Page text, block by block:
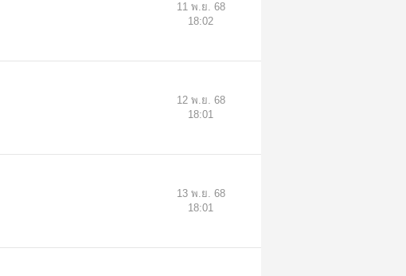
11 พ.ย. 68
18:02
12 พ.ย. 68
18:01
13 พ.ย. 68
18:01